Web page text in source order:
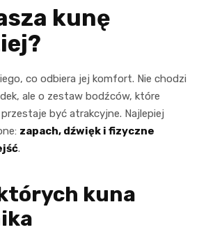
kunę
co odbiera jej komfort. Nie chodzi
ale o zestaw bodźców, które
być atrakcyjne. Najlepiej
zapach, dźwięk i fizyczne
.
kuna